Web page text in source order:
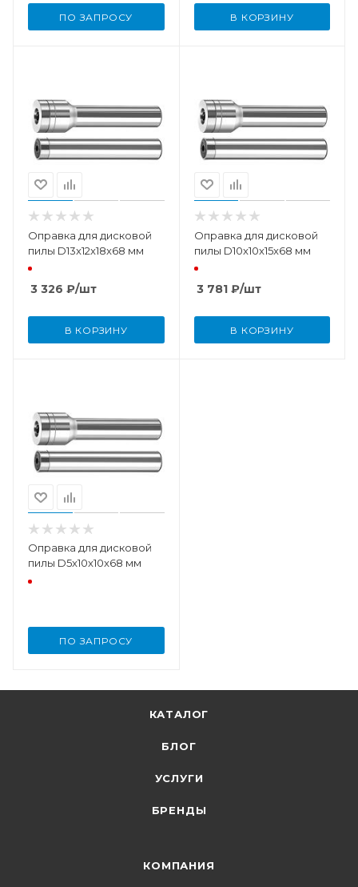
ПО ЗАПРОСУ В КОРЗИНУ
Оправка для дисковой
пилы D13x12x18x68 мм
3 326 ₽/шт
В КОРЗИНУ
Оправка для дисковой
пилы D10x10x15x68 мм
3 781₽/шт
В КОРЗИНУ
Оправка для дисковой
пилы D5x10x10x68 мм
ПО ЗАПРОСУ
КАТАЛОГ
БЛОГ
УСЛУГИ
БРЕНДЫ
КОМПАНИЯ